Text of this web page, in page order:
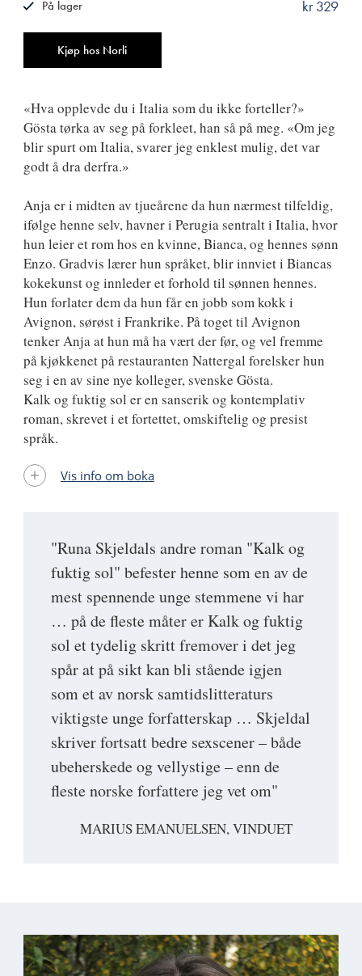
Kjøp hos Norli
kr 329
På lager
"Runa Skjeldals andre roman "Kalk og
fuktig sol" befester henne som en av de
mest spennende unge stemmene vi har
… på de fleste måter er Kalk og fuktig
sol et tydelig skritt fremover i det jeg
spår at på sikt kan bli stående igjen
som et av norsk samtidslitteraturs
viktigste unge forfatterskap … Skjeldal
skriver fortsatt bedre sexscener – både
ubeherskede og vellystige – enn de
fleste norske forfattere jeg vet om"
MARIUS EMANUELSEN, VINDUET
«Hva opplevde du i Italia som du ikke forteller?»
Gösta tørka av seg på forkleet, han så på meg. «Om jeg
blir spurt om Italia, svarer jeg enklest mulig, det var
godt å dra derfra.»
Anja er i midten av tjueårene da hun nærmest tilfeldig,
ifølge henne selv, havner i Perugia sentralt i Italia, hvor
hun leier et rom hos en kvinne, Bianca, og hennes sønn
Enzo. Gradvis lærer hun språket, blir innviet i Biancas
kokekunst og innleder et forhold til sønnen hennes.
Hun forlater dem da hun får en jobb som kokk i
Avignon, sørøst i Frankrike. På toget til Avignon
tenker Anja at hun må ha vært der før, og vel fremme
på kjøkkenet på restauranten Nattergal forelsker hun
seg i en av sine nye kolleger, svenske Gösta.
Kalk og fuktig sol er en sanserik og kontemplativ
roman, skrevet i et fortettet, omskiftelig og presist
språk.
Vis info om boka